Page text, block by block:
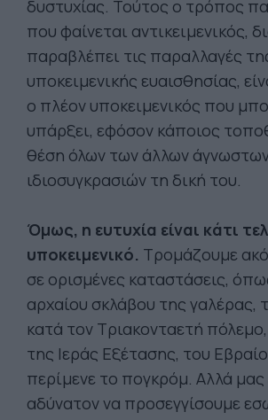
δυστυχίας. Τούτος ο τρόπος
που φαίνεται αντικειμενικός,
παραβλέπει τις παραλλαγές
υποκειμενικής ευαισθησίας,
ο πλέον υποκειμενικός που
υπάρξει, εφόσον κάποιος
θέση όλων των άλλων
ιδιοσυγκρασιών τη δική του.
Όμως, η ευτυχία είναι κάτι
υποκειμενικό. Τρομάζουμε
σε ορισμένες καταστάσεις,
αρχαίου σκλάβου της γαλέρας,
κατά τον Τριακονταετή
της Ιεράς Εξέτασης, του
περίμενε το πογκρόμ. Αλλά μας
αδύνατον να προσεγγίσουμε